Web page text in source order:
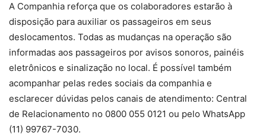
A Companhia reforça que os colaboradores estarão à
disposição para auxiliar os passageiros em seus
deslocamentos. Todas as mudanças na operação são
informadas aos passageiros por avisos sonoros, painéis
eletrônicos e sinalização no local. É possível também
acompanhar pelas redes sociais da companhia e
esclarecer dúvidas pelos canais de atendimento: Central
de Relacionamento no 0800 055 0121 ou pelo WhatsApp
(11) 99767-7030.